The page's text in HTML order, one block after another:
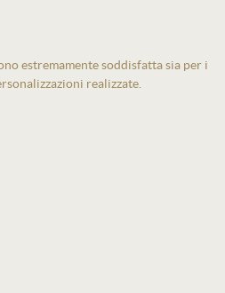
estremamente soddisfatta sia per i
realizzate.